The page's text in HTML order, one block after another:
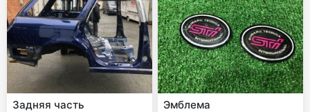
Задняя часть Эмблема